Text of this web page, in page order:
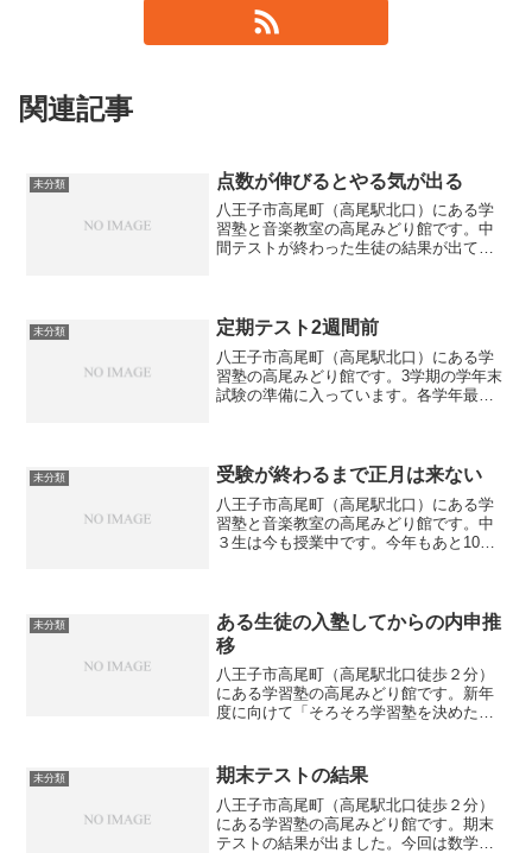
関連記事
未分類 点数が伸びるとやる気が出る
八王子市高尾町（高尾駅北口）にある学
習塾と音楽教室の高尾みどり館です。中
間テストが終わった生徒の結果が出てい
て、テスト対策もした結...
未分類 定期テスト2週間前
八王子市高尾町（高尾駅北口）にある学
習塾の高尾みどり館です。3学期の学年末
試験の準備に入っています。各学年最後
てはいけないぎりぎり...
未分類 受験が終わるまで正月は来ない
八王子市高尾町（高尾駅北口）にある学
習塾と音楽教室の高尾みどり館です。中
３生は今も授業中です。今年もあと10日
が来ます。それが頭に入...
未分類
ある生徒の入塾してからの内申推
移
八王子市高尾町（高尾駅北口徒歩２分）
にある学習塾の高尾みどり館です。新年
度に向けて「そろそろ学習塾を決めた
サポートするというCMが流れています
が、塾が塾選びサイトに掲載...
未分類 期末テストの結果
八王子市高尾町（高尾駅北口徒歩２分）
にある学習塾の高尾みどり館です。期末
テストの結果が出ました。今回は数学の